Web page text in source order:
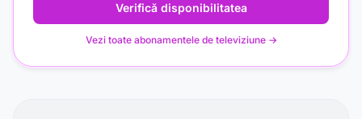
Verifică disponibilitatea
Vezi toate abonamentele de televiziune →